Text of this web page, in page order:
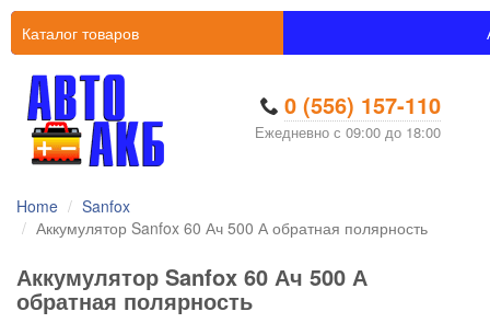
Каталог товаров
0 (556) 157-110
Ежедневно с 09:00 до 18:00
Home
Sanfox
Аккумулятор Sanfox 60 Ач 500 А обратная полярность
Аккумулятор Sanfox 60 Ач 500 А
обратная полярность